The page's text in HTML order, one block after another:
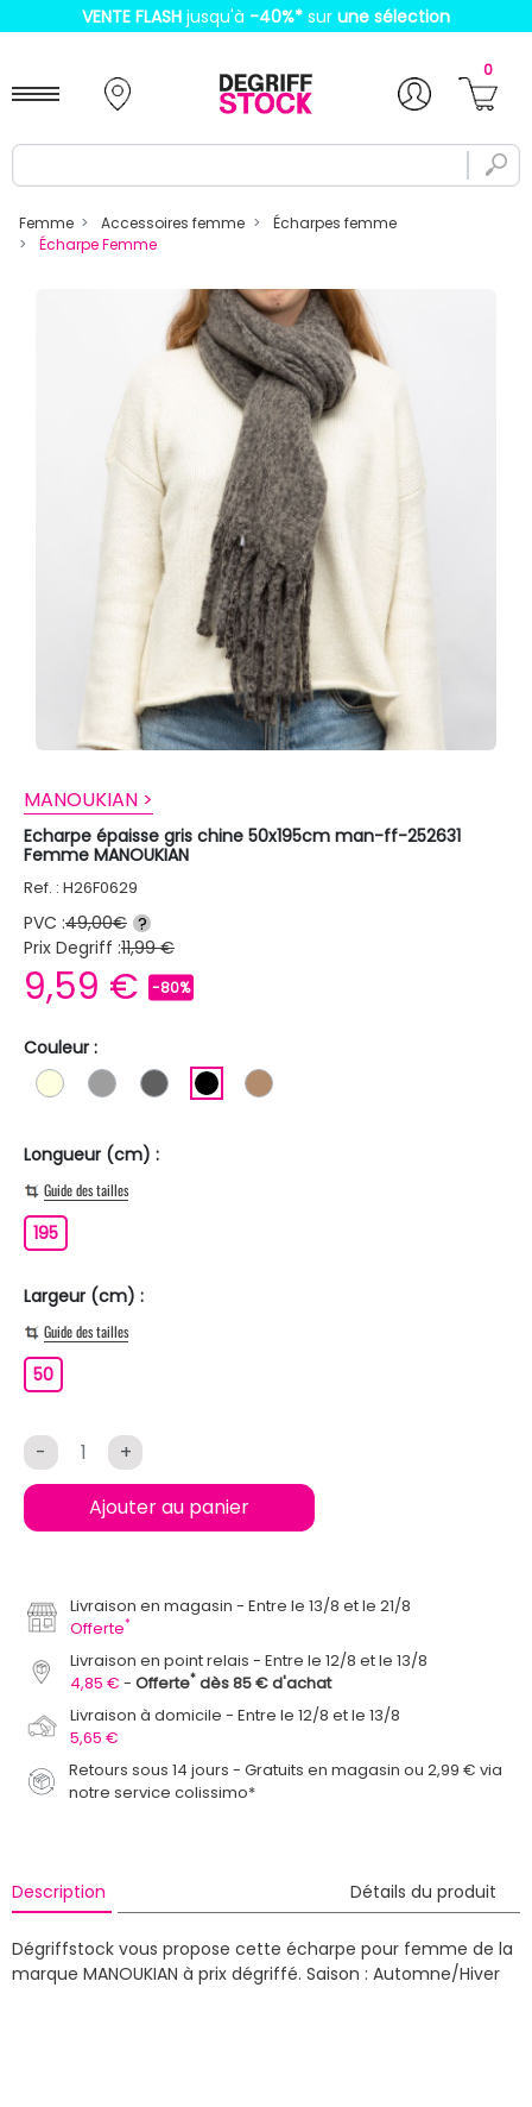
VENTE FLASH jusqu'à -40%* sur une sélection
0
Femme Accessoires femme
Écharpes femme
Écharpe Femme
MANOUKIAN >
Echarpe épaisse gris chine 50x195cm man-ff-252631
Femme MANOUKIAN
Ref. : H26F0629
PVC :49,00€ ?
Prix Degriff :11,99 €
9,59 € -80%
Couleur :
BLANC ECRU
GRIS GRIS FONCE
NOIR MARRON CLAIR
Longueur (cm) :
Guide des tailles
195195
Largeur (cm) :
Guide des tailles
5050
- +
Ajouter au panier
Livraison en magasin
Entre le 13/8 et le 21/8
Offerte*
Livraison en point relais
Entre le 12/8 et le 13/8
4,85 €
Offerte* dès 85 € d'achat
Livraison à domicile
Entre le 12/8 et le 13/8
5,65 €
Retours sous 14 jours - Gratuits en magasin ou 2,99 € via
notre service colissimo*
Description Détails du produit
Dégriffstock vous propose cette écharpe pour femme de la
marque MANOUKIAN à prix dégriffé. Saison : Automne/Hiver